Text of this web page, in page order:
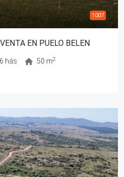
1007
EN PUELO BELEN
6 hás 50 m2